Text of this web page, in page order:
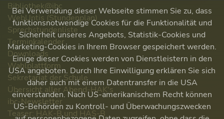
Bibliothek@ibc
WebUntis (Stundenplan)
Sprechstundenliste
Terminkalender
Downloads
Wahlplattform
Sekretariat der Schule
Übersicht aller Abend-HAK's
ibc-Newsletter
Teaser: HAK-B und HAS-B
Bei Verwendung dieser Webseite stimmen Sie zu, dass
funktionsnotwendige Cookies für die Funktionalität und
Sicherheit unseres Angebots, Statistik-Cookies und
Marketing-Cookies in Ihrem Browser gespeichert werden.
Einige dieser Cookies werden von Dienstleistern in den
USA angeboten. Durch Ihre Einwilligung erklären Sie sich
daher auch mit einem Datentransfer in die USA
einverstanden. Nach US-amerikanischem Recht können
US-Behörden zu Kontroll- und Überwachungszwecken